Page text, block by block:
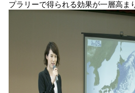
プラリーで得られる効果が一層高ま